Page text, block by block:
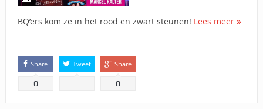
BQ’ers kom ze in het rood en zwart steunen! Lees meer
Share
0
Tweet Share
0